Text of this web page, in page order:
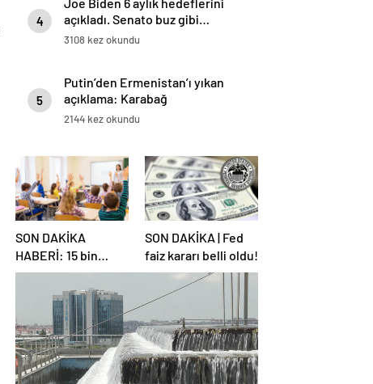
4
Joe Biden 6 aylık hedeflerini
açıkladı. Senato buz gibi…
3108 kez okundu
5
Putin’den Ermenistan’ı yıkan
açıklama: Karabağ
Azerbaycan’ın ayrılmaz bir
2144 kez okundu
SON DAKİKA
HABERİ: 15 bin
sözleşmeli
öğretmen
atamasında sözlü
sınava hak kazanan
adaylar açıklandı
SON DAKİKA | Fed
faiz kararı belli oldu!